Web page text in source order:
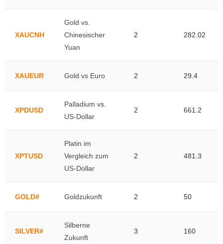
XAUCNH
Gold vs.
Chinesischer
Yuan
2 282.02
XAUEUR Gold vs Euro 2 29.4
XPDUSD
Palladium vs.
US-Dollar
2 661.2
XPTUSD
Platin im
Vergleich zum
US-Dollar
2 481.3
GOLD# Goldzukunft 2 50
SILVER#
Silberne
Zukunft
3 160